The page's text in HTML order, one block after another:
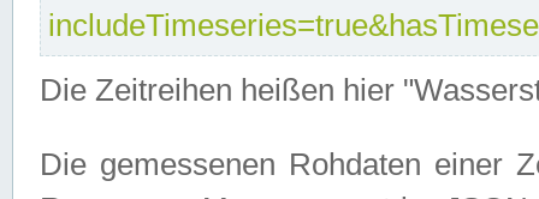
Die Zeitreihen heißen hier
Die gemessenen Rohdaten einer